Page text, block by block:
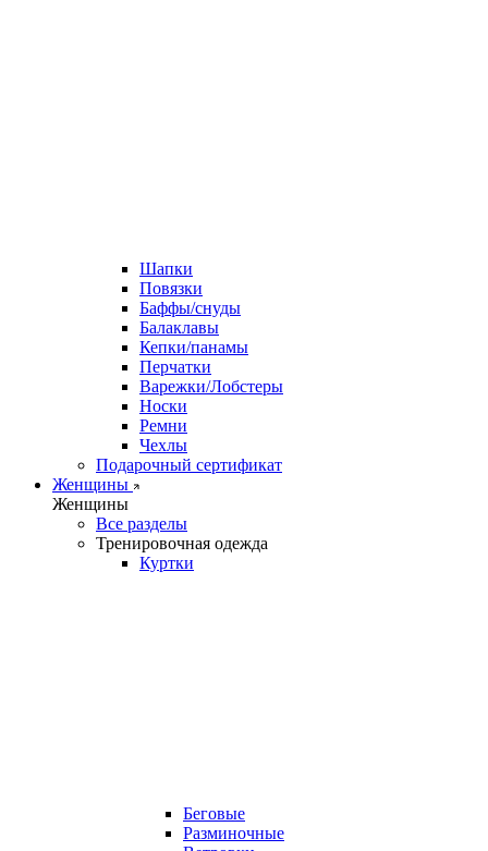
Шапки
Повязки
Баффы/снуды
Балаклавы
Кепки/панамы
Перчатки
Варежки/Лобстеры
Носки
Ремни
Чехлы
Подарочный сертификат
Женщины
Женщины
Все разделы
Тренировочная одежда
Куртки
Беговые
Разминочные